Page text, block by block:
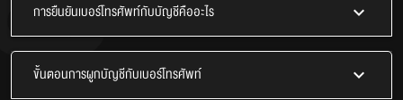
การยืนยันเบอร์โทรศัพท์กับบัญชีคืออะไร
ขั้นตอนการผูกบัญชีกับเบอร์โทรศัพท์